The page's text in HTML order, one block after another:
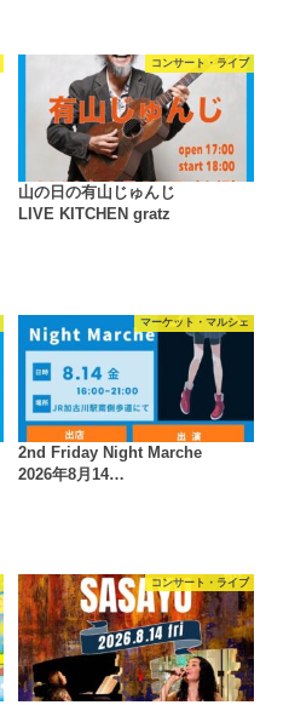
コンサート・ライブ
山の日の有山じゅんじ
LIVE KITCHEN gratz
マーケット・マルシェ
2nd Friday Night Marche
2026年8月14…
コンサート・ライブ